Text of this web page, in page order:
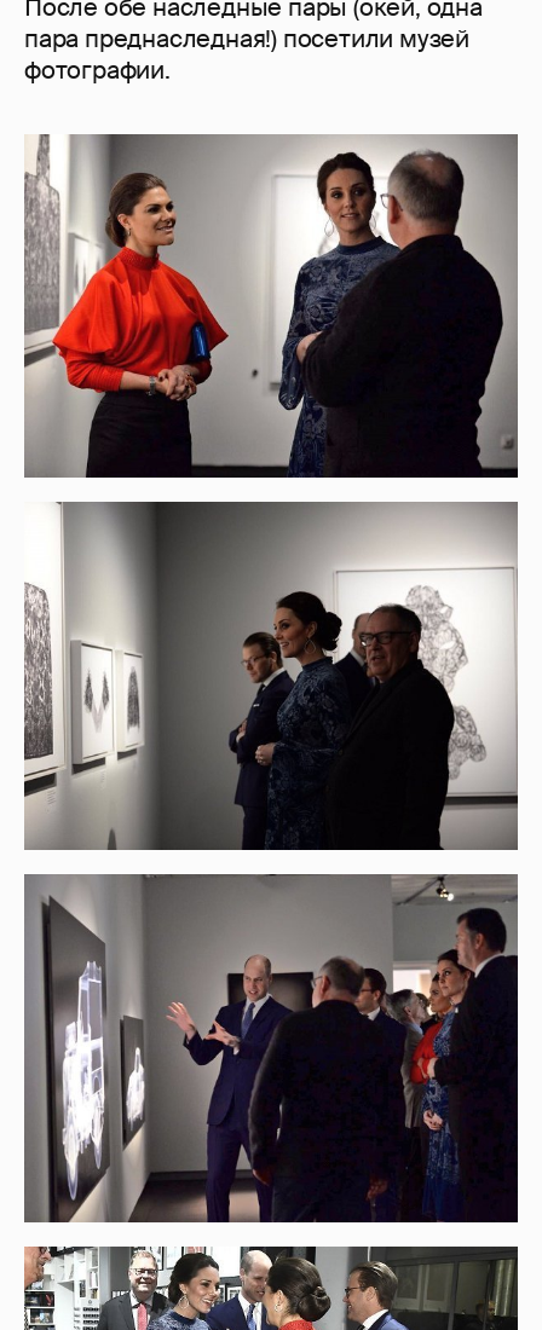
После обе наследные пары (окей, одна
пара преднаследная!) посетили музей
фотографии.